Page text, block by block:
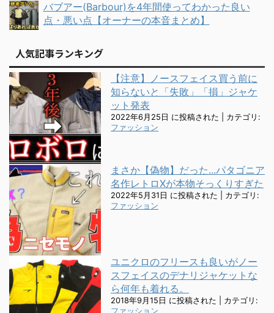
バブアー(Barbour)を4年間使ってわかった良い
点・悪い点【オーナーの本音まとめ】
人気記事ランキング
【注意】ノースフェイス買う前に
知らないと「失敗」「損」ジャケ
ット発表
2022年6月25日 に投稿された
カテゴリ:
ファッション
まさか【偽物】だった...パタゴニア
名作レトロXが本物そっくりすぎた
2022年5月31日 に投稿された
カテゴリ:
ファッション
ユニクロのフリースも良いがノー
スフェイスのデナリジャケットな
ら何年も着れる。
2018年9月15日 に投稿された
カテゴリ:
ファッション